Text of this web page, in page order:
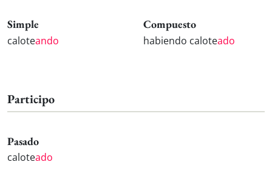
Simple
caloteando
Compuesto
habiendo caloteado
Participo
Pasado
caloteado